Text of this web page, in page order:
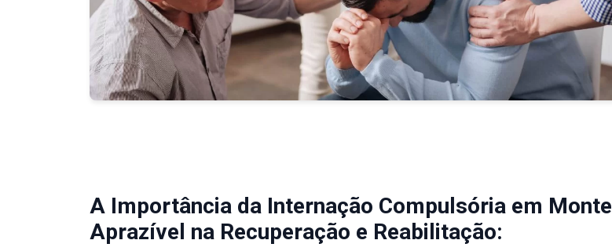
A Importância da Internação Compulsória em Monte
Aprazível na Recuperação e Reabilitação: